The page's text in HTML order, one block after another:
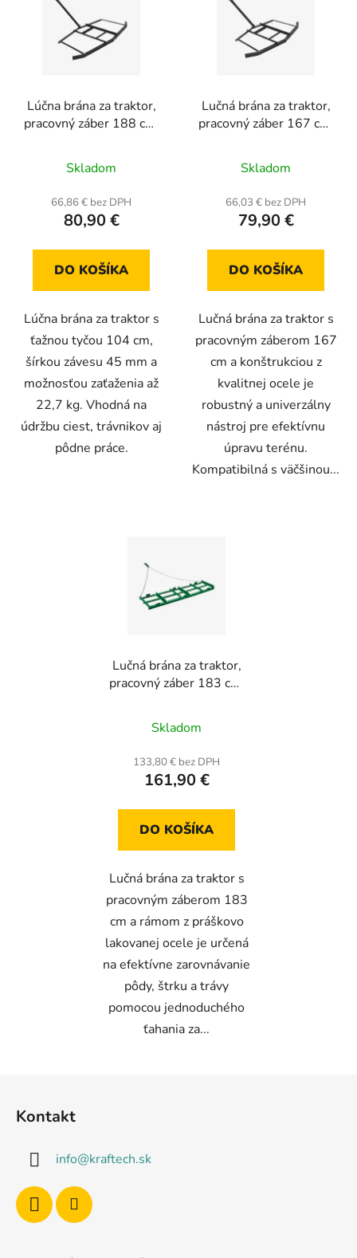
Lúčna brána za traktor,
pracovný záber 188 cm,
11 cm, ťažná tyč 104 cm
Skladom
66,86 € bez DPH
80,90 €
DO KOŠÍKA
Lúčna brána za traktor s
ťažnou tyčou 104 cm,
šírkou závesu 45 mm a
možnosťou zaťaženia až
22,7 kg. Vhodná na
údržbu ciest, trávnikov aj
pôdne práce.
Lučná brána za traktor,
pracovný záber 167 cm,
Skladom
66,03 € bez DPH
79,90 €
DO KOŠÍKA
Lučná brána za traktor s
pracovným záberom 167
cm a konštrukciou z
kvalitnej ocele je
robustný a univerzálny
nástroj pre efektívnu
úpravu terénu.
Kompatibilná s väčšinou...
Lučná brána za traktor,
pracovný záber 183 cm,
Skladom
133,80 € bez DPH
161,90 €
DO KOŠÍKA
Lučná brána za traktor s
pracovným záberom 183
cm a rámom z práškovo
lakovanej ocele je určená
na efektívne zarovnávanie
pôdy, štrku a trávy
pomocou jednoduchého
ťahania za...
Kontakt
info@kraftech.sk